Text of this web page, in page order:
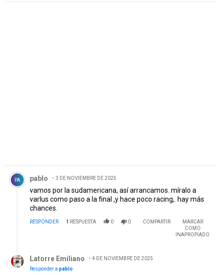
Comentario de pablo.
PA pablo 3 DE NOVIEMBRE DE 2025
vamos por la sudamericana, así arrancamos. míralo a
varlus como paso a la final ,y hace poco racing,. hay más
chances.
RESPONDER 1 RESPUESTA 0 0 COMPARTIR
MARCAR
COMO
INAPROPIADO
Latorre Emiliano
4 DE NOVIEMBRE DE 2025
Responder a pablo